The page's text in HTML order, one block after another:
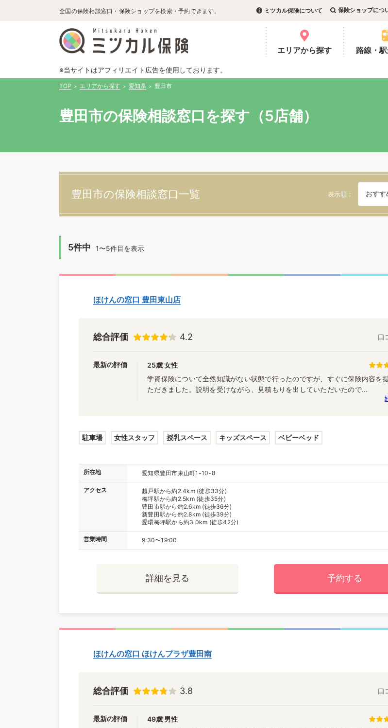
全国の保険相談窓口・保険ショップを検索・予約できます。 ミツカル保険について 保険ショップにつ
エリアから探す 路線・
※当サイトはアフィリエイト広告を使用しております。
TOP エリアから探す 愛知県 豊田市
豊田市の保険相談窓口を探す（5店舗）
豊田市の保険相談窓口一覧 表示順
5件中 1〜5件目を表示
ほけんの窓口 豊田東山店
総合評価 4.2 口
最新の評価 25歳 女性
学資保険について全然知識がない状態で行ったのですが、すぐに保険内容を
ただきました。説明を受けながら、見積もりを出していただいたので...
駐車場 女性スタッフ 授乳スペース キッズスペース ベビーベッド
所在地 愛知県豊田市東山町1-10-8
アクセス
越戸駅から約2.4km (徒歩33分)
梅坪駅から約2.5km (徒歩35分)
豊田市駅から約2.6km (徒歩36分)
新豊田駅から約2.8km (徒歩39分)
愛環梅坪駅から約3.0km (徒歩42分)
営業時間 9:30〜19:00
詳細を見る 予約する
ほけんの窓口 ほけんプラザ豊田南
総合評価 3.8 口
最新の評価 49歳 男性